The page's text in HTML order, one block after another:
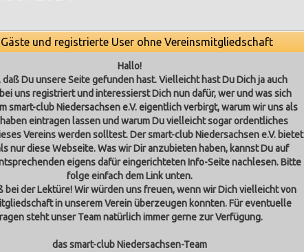
und registrierte User ohne Vereinsmitgliedschaft
Hallo!
daß Du unsere Seite gefunden hast. Vielleicht hast Du Dich ja auch
uns registriert und interessierst Dich nun dafür, wer und was sich
smart-club Niedersachsen e.V. eigentlich verbirgt, warum wir uns als
eintragen lassen und warum Du vielleicht sogar ordentliches
Vereins werden solltest. Der smart-club Niedersachsen e.V. bietet
nur diese Webseite. Was wir Dir anzubieten haben, kannst Du auf
eigens dafür eingerichteten Info-Seite nachlesen. Bitte
folge einfach dem Link unten.
bei der Lektüre! Wir würden uns freuen, wenn wir Dich vielleicht von
in unserem Verein überzeugen konnten. Für eventuelle
steht unser Team natürlich immer gerne zur Verfügung.
das smart-club Niedersachsen-Team